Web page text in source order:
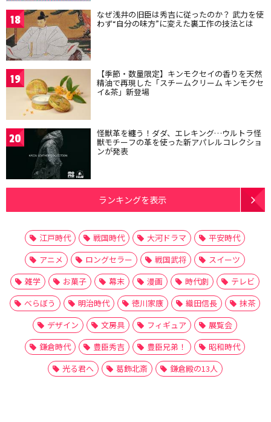
18 なぜ浅井の旧臣は秀吉に従ったのか？ 武力を使
わず“自分の味方”に変えた裏工作の技法とは
19 【季節・数量限定】キンモクセイの香りを天然
精油で再現した「スチームクリーム キンモクセ
イ&茶」新登場
20 怪獣革を纏う！ダダ、エレキング…ウルトラ怪
獣モチーフの革を使った新アパレルコレクショ
ンが発表
ランキングを表示
江戸時代 戦国時代 大河ドラマ
平安時代
アニメ
ロングセラー 戦国武将
スイーツ
雑学
お菓子 幕末 漫画 時代劇
テレビ
べらぼう
明治時代 徳川家康 織田信長
抹茶
デザイン
文房具 フィギュア
展覧会
鎌倉時代
豊臣秀吉 豊臣兄弟！
昭和時代
光る君へ
葛飾北斎 鎌倉殿の13人